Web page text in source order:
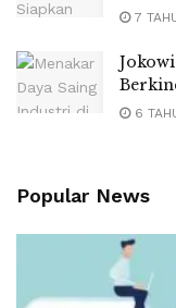
7
6
Popular News